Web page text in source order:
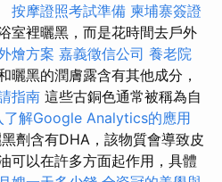
按摩證照考試準備 柬埔寨簽證
室裡曬黑，而是花時間去戶外
燴方案 嘉義徵信公司 養老院
曬黑的潤膚露含有其他成分，
指南 這些古銅色通常被稱為自
了解Google Analytics的應用
劑含有DHA，該物質會導致皮
可以在許多方面起作用，具體